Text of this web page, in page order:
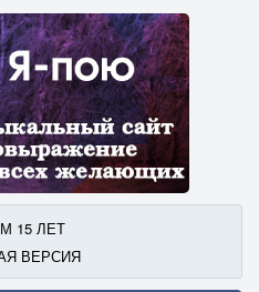
15 ЛЕТ
ВЕРСИЯ